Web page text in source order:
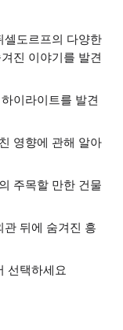
셀도르프의 다양한
진 이야기를 발견
이라이트를 발견
영향에 관해 알아
주목할 만한 건물
뒤에 숨겨진 흥
선택하세요